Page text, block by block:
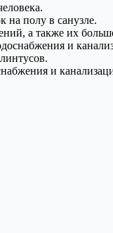
на полу в санузле.
а также их
и
и